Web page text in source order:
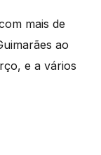
mais de
ao
e a vários